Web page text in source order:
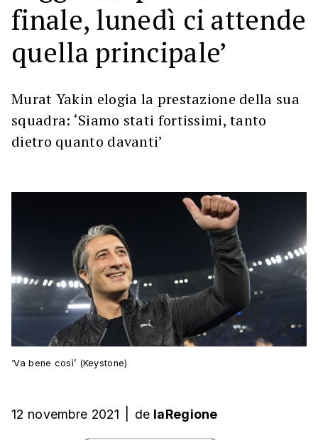
finale, lunedì ci attende
quella principale’
Murat Yakin elogia la prestazione della sua
squadra: ‘Siamo stati fortissimi, tanto
dietro quanto davanti’
‘Va bene così’ (Keystone)
12 novembre 2021 de laRegione